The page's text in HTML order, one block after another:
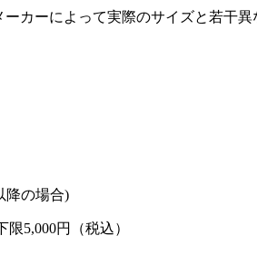
カーによって実際のサイズと若干異
降の場合)
5,000円（税込）